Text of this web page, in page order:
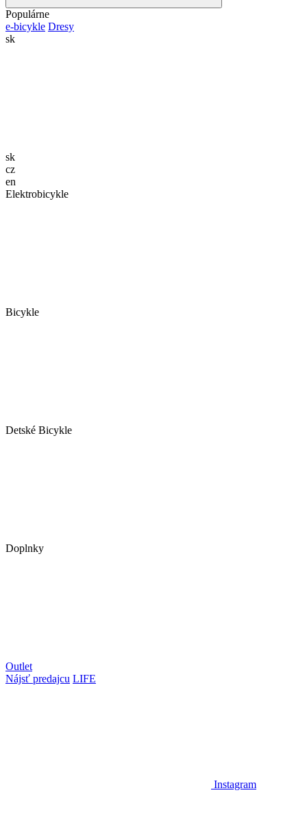
Populárne
e-bicykle Dresy
sk
sk
cz
en
Elektrobicykle
Bicykle
Detské Bicykle
Doplnky
Outlet
Nájsť predajcu LIFE
Instagram